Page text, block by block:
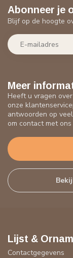
Meer
Heeft u vragen
onze
antwoorden op
om contact met
Abonneer je
Blijf op de hoogte
Lijst &
Contactgegevens